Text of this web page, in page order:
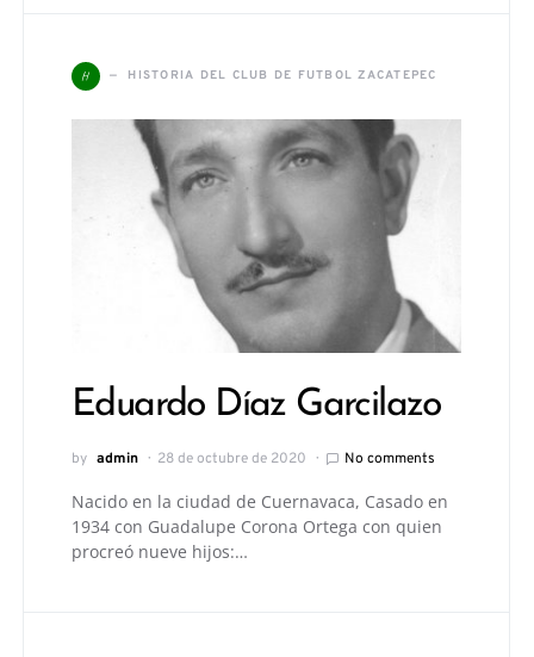
H HISTORIA DEL CLUB DE FUTBOL ZACATEPEC
Eduardo Díaz Garcilazo
by admin 28 de octubre de 2020 No comments
Nacido en la ciudad de Cuernavaca, Casado en
1934 con Guadalupe Corona Ortega con quien
procreó nueve hijos:…